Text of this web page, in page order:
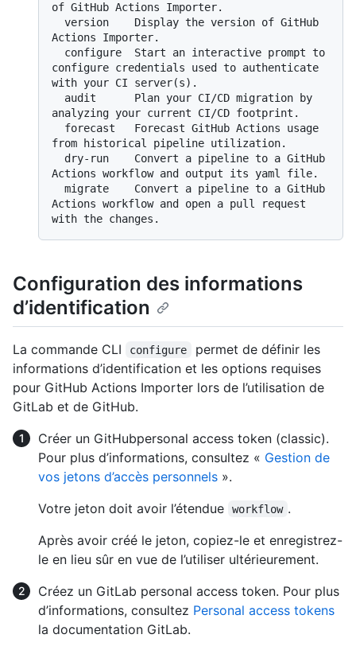
of GitHub Actions Importer.
Actions Importer.
configure credentials used to authenticate
with your CI server(s).
analyzing your current CI/CD footprint.
from historical pipeline utilization.
Actions workflow and output its yaml file.
Actions workflow and open a pull request
Configuration des informations
d’identification
La commande CLI configure
permet de définir les
informations d’identification et les options requises
pour GitHub Actions Importer lors de l’utilisation de
GitLab et de GitHub.
Créer un GitHubpersonal access token (classic).
Pour plus d’informations, consultez « Gestion de
vos jetons d’accès personnels ».
Votre jeton doit avoir l’étendue
workflow .
Après avoir créé le jeton, copiez-le et enregistrez-
le en lieu sûr en vue de l’utiliser ultérieurement.
Créez un GitLab personal access token. Pour plus
d’informations, consultez Personal access tokens
la documentation GitLab.